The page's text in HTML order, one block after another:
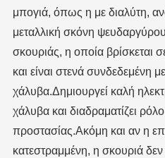
μπογιά, όπως η με διαλύτη,
μεταλλική σκόνη
σκουριάς, η οποία βρίσκεται
και είναι στενά συνδεδεμένη
χάλυβα.Δημιουργεί καλή
χάλυβα και διαδραματίζει
προστασίας.Ακόμη και αν η
κατεστραμμένη, η σκουριά